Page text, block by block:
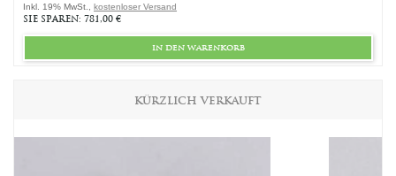
Inkl. 19% MwSt., kostenloser Versand
SIE SPAREN: 781,00 €
in den warenkorb
KÜRZLICH VERKAUFT